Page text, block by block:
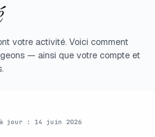
votre activité. Voici comment
— ainsi que votre compte et
jour : 14 juin 2026